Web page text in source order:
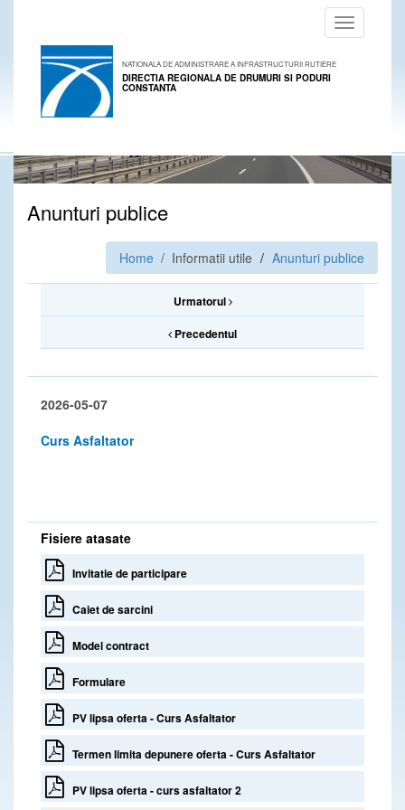
Toggle
navigation
NATIONALA DE ADMINISTRARE A INFRASTRUCTURII RUTIERE
DIRECTIA REGIONALA DE DRUMURI SI PODURI
CONSTANTA
Anunturi publice
Home / Informatii utile Anunturi publice
Urmatorul
Precedentul
2026-05-07
Curs Asfaltator
Fisiere atasate
Invitatie de participare
Caiet de sarcini
Model contract
Formulare
PV lipsa oferta - Curs Asfaltator
Termen limita depunere oferta - Curs Asfaltator
PV lipsa oferta - curs asfaltator 2